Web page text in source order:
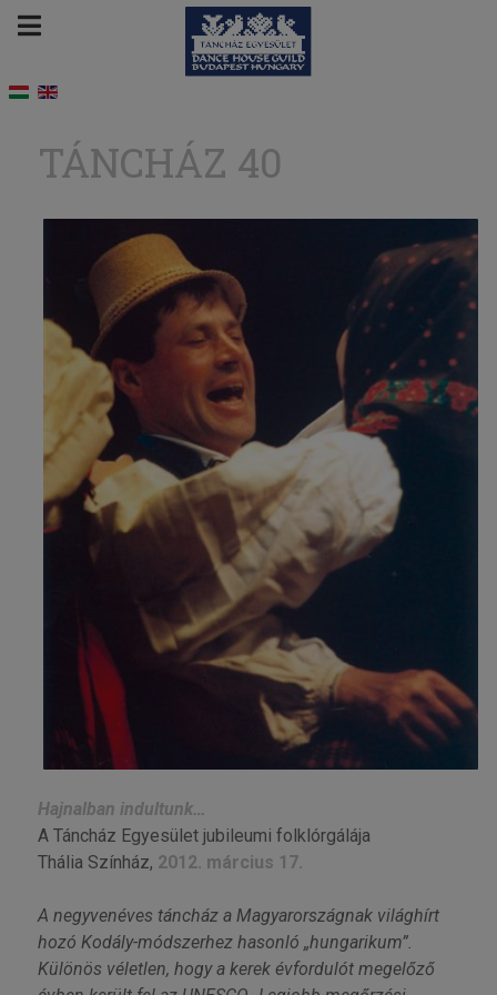
TÁNCHÁZ 40
Hajnalban indultunk…
A Táncház Egyesület jubileumi folklórgálája
Thália Színház, 2012. március 17.
A negyvenéves táncház a Magyarországnak világhírt
hozó Kodály-módszerhez hasonló „hungarikum”.
Különös véletlen, hogy a kerek évfordulót megelőző